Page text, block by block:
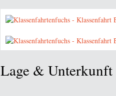
Lage & Unterkunft